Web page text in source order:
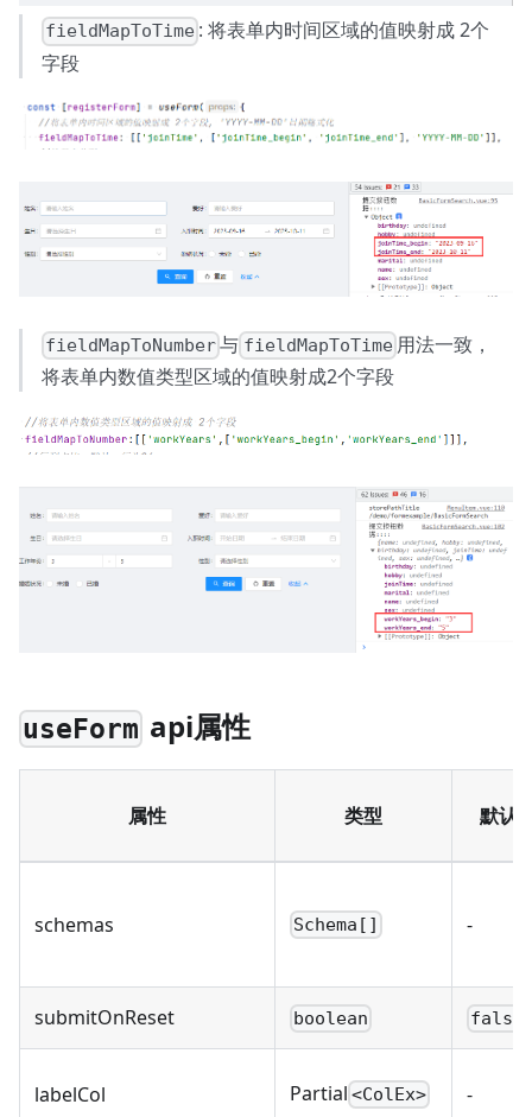
fieldMapToTime : 将表单内时间区域的值映射成 2个
字段
fieldMapToNumber与 fieldMapToTime 用法一致，
将表单内数值类型区域的值映射成2个字段
useForm api属性
属性 类型 默认
schemas Schema[] -
submitOnReset boolean false
labelCol Partial <ColEx> -